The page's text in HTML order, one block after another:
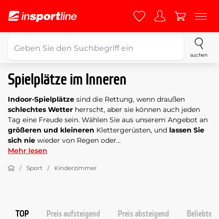
suchen
Spielplätze im Inneren
Indoor-Spielplätze sind die Rettung, wenn draußen
schlechtes Wetter herrscht, aber sie können auch jeden
Tag eine Freude sein. Wählen Sie aus unserem Angebot an
größeren und kleineren Klettergerüsten, und lassen Sie
sich nie wieder von Regen oder...
Mehr lesen
Sport Kinderzimmer
TOP Preis aufsteigend Preis absteigend